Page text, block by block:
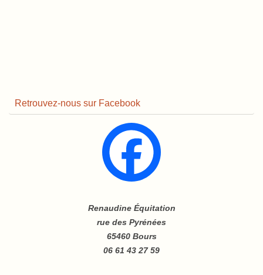
Retrouvez-nous sur Facebook
Renaudine Équitation
rue des Pyrénées
65460 Bours
06 61 43 27 59